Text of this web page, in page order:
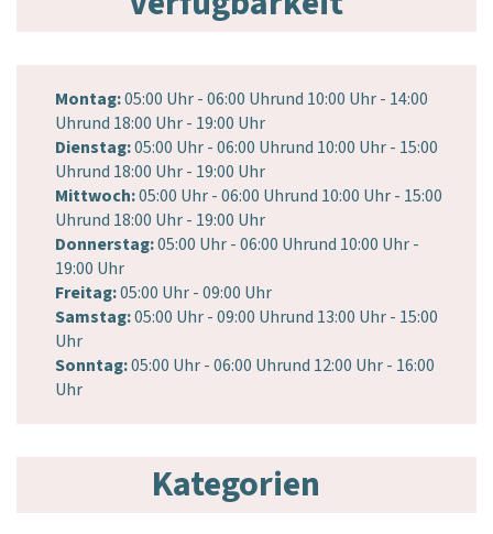
Montag:05:00 Uhr- 06:00 Uhrund 10:00 Uhr- 14:00
Uhrund 18:00 Uhr- 19:00 Uhr
Dienstag:05:00 Uhr- 06:00 Uhrund 10:00 Uhr- 15:00
Uhrund 18:00 Uhr- 19:00 Uhr
Mittwoch:05:00 Uhr- 06:00 Uhrund 10:00 Uhr- 15:00
Uhrund 18:00 Uhr- 19:00 Uhr
Donnerstag:05:00 Uhr- 06:00 Uhrund 10:00 Uhr-
19:00 Uhr
Freitag:05:00 Uhr- 09:00 Uhr
Samstag:05:00 Uhr- 09:00 Uhrund 13:00 Uhr- 15:00
Uhr
Sonntag:05:00 Uhr- 06:00 Uhrund 12:00 Uhr- 16:00
Uhr
Kategorien